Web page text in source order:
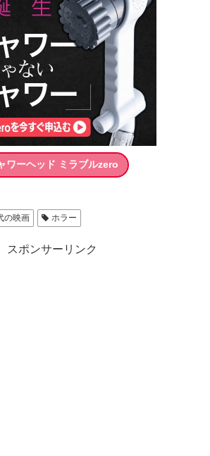
ワーヘッド ミラブルzero
の映画 ホラー
スポンサーリンク